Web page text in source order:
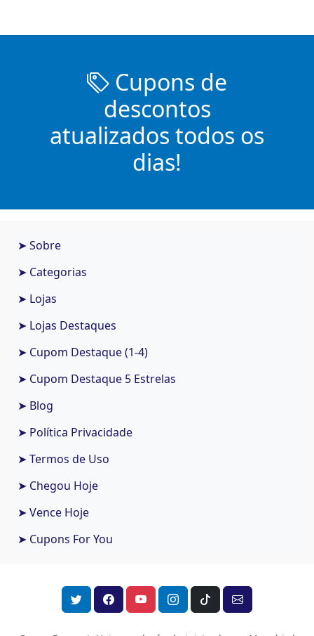
Cupons de
descontos
atualizados todos os
dias!
➤ Sobre
➤ Categorias
➤ Lojas
➤ Lojas Destaques
➤ Cupom Destaque (1-4)
➤ Cupom Destaque 5 Estrelas
➤ Blog
➤ Política Privacidade
➤ Termos de Uso
➤ Chegou Hoje
➤ Vence Hoje
➤ Cupons For You